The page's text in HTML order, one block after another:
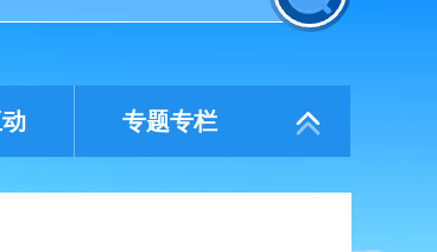
专题专栏